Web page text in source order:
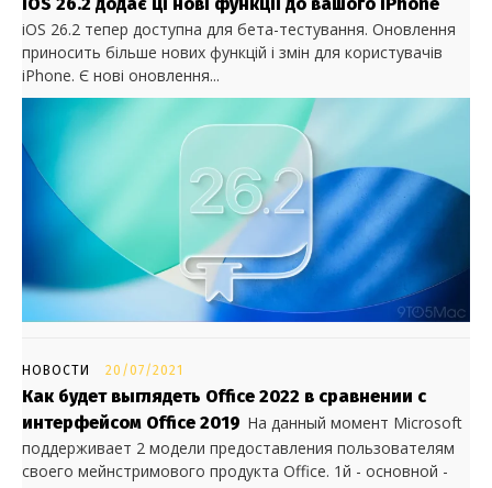
iOS 26.2 додає ці нові функції до вашого iPhone
iOS 26.2 тепер доступна для бета-тестування. Оновлення
приносить більше нових функцій і змін для користувачів
iPhone. Є нові оновлення...
НОВОСТИ 20/07/2021
Как будет выглядеть Office 2022 в сравнении с
интерфейсом Office 2019 На данный момент Microsoft
поддерживает 2 модели предоставления пользователям
своего мейнстримового продукта Office. 1й - основной -